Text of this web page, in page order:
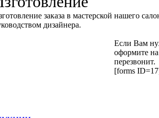
заказа в мастерской нашего
дизайнера.
Если Вам
оформите на
перезвонит.
[forms